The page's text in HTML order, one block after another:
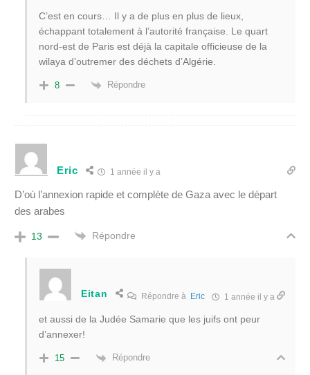
C’est en cours… Il y a de plus en plus de lieux,
échappant totalement à l’autorité française. Le quart
nord-est de Paris est déjà la capitale officieuse de la
wilaya d’outremer des déchets d’Algérie.
8 Répondre
Eric 1 année il y a
D’où l’annexion rapide et complète de Gaza avec le départ
des arabes
13 Répondre
Eitan Répondre à Eric 1 année il y a
et aussi de la Judée Samarie que les juifs ont peur
d’annexer!
15 Répondre